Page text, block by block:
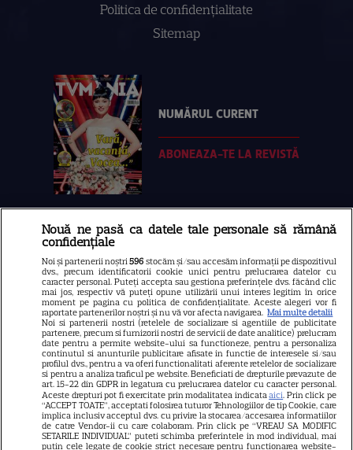
Politica de confidenţialitate
Sitemap
NUMĂRUL CURENT
ABONEAZA-TE LA REVISTĂ
Libertatea
Libertatea pentru femei
GSP
Știri mondene
Avantaje
Elle
Unica
Retete practice
URMĂREȘTE-NE PE
Nouă ne pasă ca datele tale personale să rămână
confidențiale
Noi și partenerii noștri596 stocăm și/sau accesăm informații pe dispozitivul
dvs., precum identificatorii cookie unici pentru prelucrarea datelor cu
caracter personal. Puteți accepta sau gestiona preferințele dvs. făcând clic
mai jos, respectiv vă puteți opune utilizării unui interes legitim în orice
moment pe pagina cu politica de confidențialitate. Aceste alegeri vor fi
raportate partenerilor noștri și nu vă vor afecta navigarea. Mai multe detalii
Noi si partenerii nostri (retelele de socializare si agentiile de publicitate
partenere, precum si furnizorii nostri de servicii de date analitice) prelucram
date pentru a permite website-ului sa functioneze, pentru a personaliza
continutul si anunturile publicitare afisate in functie de interesele si/sau
profilul dvs., pentru a va oferi functionalitati aferente retelelor de socializare
si pentru a analiza traficul pe website. Beneficiati de drepturile prevazute de
art. 15-22 din GDPR in legatura cu prelucrarea datelor cu caracter personal.
Aceste drepturi pot fi exercitate prin modalitatea indicataaici. Prin click pe
“ACCEPT TOATE”, acceptati folosirea tuturor Tehnologiilor de tip Cookie, care
implica inclusiv acceptul dvs. cu privire la stocarea/accesarea informatiilor
de catre Vendor-ii cu care colaboram. Prin click pe “VREAU SA MODIFIC
SETARILE INDIVIDUAL” puteti schimba preferintele in mod individual, mai
putin cele legate de cookie strict necesare pentru functionarea website-